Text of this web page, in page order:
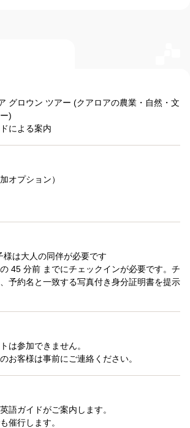
グロウン ツアー (クアロアの農業・自然・文
)
による案内
オプション）
様は大人の同伴が必要です
45 分前 までにチェックインが必要です。チ
予約名と一致する写真付き身分証明書を提示
は参加できません。
お客様は事前にご連絡ください。
語ガイドがご案内します。
催行します。